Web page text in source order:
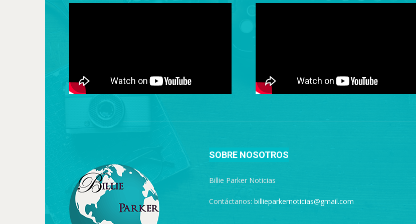
SOBRE NOSOTROS
Billie Parker Noticias
Contáctanos: billieparkernoticias@gmail.com